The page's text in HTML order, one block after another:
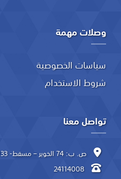
وصلات مهمة
سياسات الخصوصية
شروط الاستخدام
تواصل معنا
ص. ب: 74 الخوير – مسقط- 133 مسقط
24114008